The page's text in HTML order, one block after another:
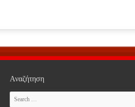
Αναζήτηση